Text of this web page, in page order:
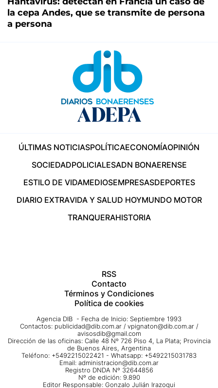
la cepa Andes, que se transmite de persona
a persona
ÚLTIMAS NOTICIASPOLÍTICAECONOMÍAOPINIÓN
SOCIEDADPOLICIALESADN BONAERENSE
ESTILO DE VIDAMEDIOSEMPRESASDEPORTES
DIARIO EXTRAVIDA Y SALUD HOYMUNDO MOTOR
TRANQUERAHISTORIA
RSS
Contacto
Términos y Condiciones
Política de cookies
Agencia DIB - Fecha de Inicio: Septiembre 1993
Contactos: publicidad@dib.com.ar / vpignaton@dib.com.ar /
avisosdib@gmail.com
Dirección de las oficinas: Calle 48 Nº 726 Piso 4, La Plata; Provincia
de Buenos Aires, Argentina
Teléfono: +5492215022421 - Whatsapp: +5492215031783
Email: administracion@dib.com.ar
Registro DNDA Nº 32644856
Nº de edición: 9.890
Editor Responsable: Gonzalo Julián Irazoqui